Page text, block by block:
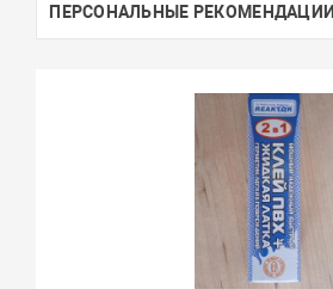
ПЕРСОНАЛЬНЫЕ РЕКОМЕНДАЦИИ